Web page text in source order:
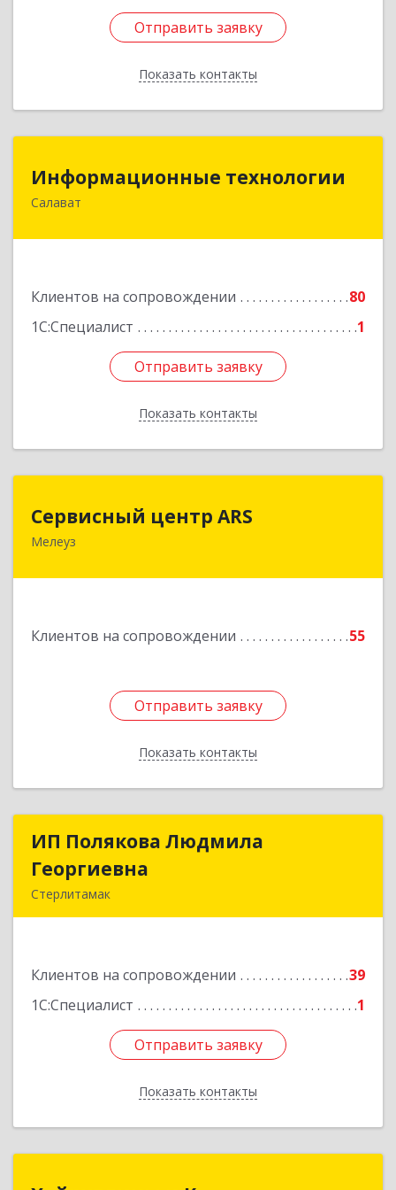
Отправить заявку
Показать контакты
Отправить заявку
Назад
Информационные технологии
Салават
Клиентов на сопровождении
80
1С:Специалист
1
Отправить заявку
Показать контакты
Информационные технологии
Отправить заявку
Назад
Сервисный центр ARS
Мелеуз
Клиентов на сопровождении 55
Отправить заявку
Показать контакты
Отправить заявку
Назад
ИП Полякова Людмила
Георгиевна
Стерлитамак
Клиентов на сопровождении
39
1С:Специалист
1
Отправить заявку
Показать контакты
ИП Полякова Людмила
Подробнее
Отправить заявку
Назад